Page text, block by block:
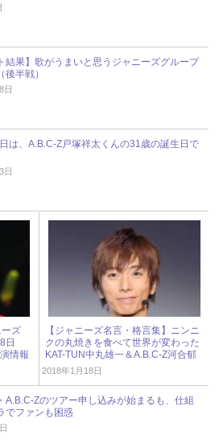
結果】歌がうまいと思うジャニーズグループ
後半戦）
日
は、A.B.C-Z戸塚祥太くんの31歳の誕生日で
日
ーズ
日
情報
【ジャニーズ名言・格言集】ニンニ
クの丸焼きを食べて世界が変わった
KAT-TUN中丸雄一＆A.B.C-Z河合郁
人の深いお言葉
2018年1月18日
A.B.C-Zのツアー申し込みが始まるも、仕組
でファンも困惑